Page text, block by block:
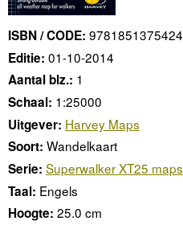
ISBN / CODE: 9781851375424
Editie: 01-10-2014
Aantal blz.: 1
Schaal: 1:25000
Uitgever: Harvey Maps
Soort: Wandelkaart
Serie: Superwalker XT25 maps
Taal: Engels
Hoogte: 25.0 cm